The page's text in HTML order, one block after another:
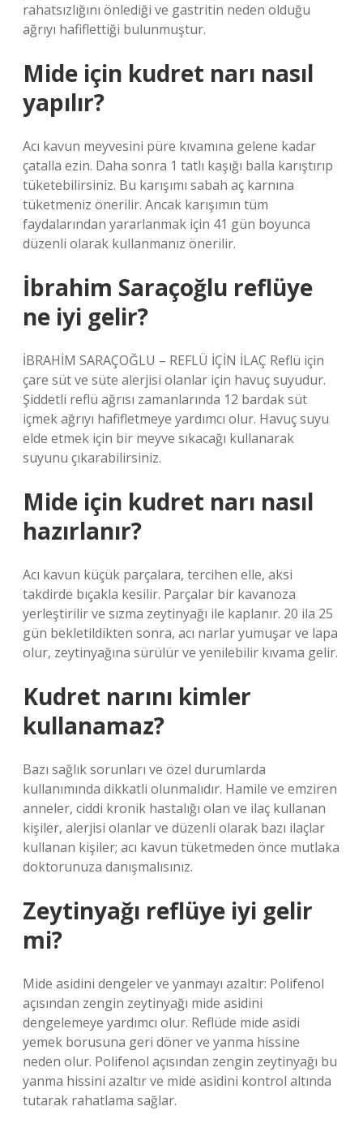
rahatsızlığını önlediği ve gastritin neden olduğu
ağrıyı hafiflettiği bulunmuştur.
Mide için kudret narı nasıl
yapılır?
Acı kavun meyvesini püre kıvamına gelene kadar
çatalla ezin. Daha sonra 1 tatlı kaşığı balla karıştırıp
tüketebilirsiniz. Bu karışımı sabah aç karnına
tüketmeniz önerilir. Ancak karışımın tüm
faydalarından yararlanmak için 41 gün boyunca
düzenli olarak kullanmanız önerilir.
İbrahim Saraçoğlu reflüye
ne iyi gelir?
İBRAHİM SARAÇOĞLU – REFLÜ İÇİN İLAÇ Reflü için
çare süt ve süte alerjisi olanlar için havuç suyudur.
Şiddetli reflü ağrısı zamanlarında 12 bardak süt
içmek ağrıyı hafifletmeye yardımcı olur. Havuç suyu
elde etmek için bir meyve sıkacağı kullanarak
suyunu çıkarabilirsiniz.
Mide için kudret narı nasıl
hazırlanır?
Acı kavun küçük parçalara, tercihen elle, aksi
takdirde bıçakla kesilir. Parçalar bir kavanoza
yerleştirilir ve sızma zeytinyağı ile kaplanır. 20 ila 25
gün bekletildikten sonra, acı narlar yumuşar ve lapa
olur, zeytinyağına sürülür ve yenilebilir kıvama gelir.
Kudret narını kimler
kullanamaz?
Bazı sağlık sorunları ve özel durumlarda
kullanımında dikkatli olunmalıdır. Hamile ve emziren
anneler, ciddi kronik hastalığı olan ve ilaç kullanan
kişiler, alerjisi olanlar ve düzenli olarak bazı ilaçlar
kullanan kişiler; acı kavun tüketmeden önce mutlaka
doktorunuza danışmalısınız.
Zeytinyağı reflüye iyi gelir
mi?
Mide asidini dengeler ve yanmayı azaltır: Polifenol
açısından zengin zeytinyağı mide asidini
dengelemeye yardımcı olur. Reflüde mide asidi
yemek borusuna geri döner ve yanma hissine
neden olur. Polifenol açısından zengin zeytinyağı bu
yanma hissini azaltır ve mide asidini kontrol altında
tutarak rahatlama sağlar.